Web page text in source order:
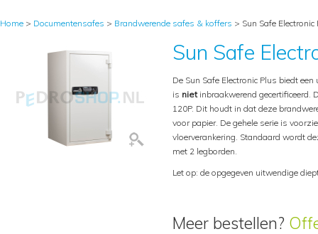
Home > Documentensafes > Brandwerende safes & koffers > Sun Safe Electronic
Sun Safe
De Sun Safe Electronic Plus biedt
is nietinbraakwerend gecertificeerd.
120P. Dit houdt in dat deze
voor papier. De gehele serie is
vloerverankering. Standaard wordt
met 2 legborden.
Let op: de opgegeven uitwendige
Meer bestellen?